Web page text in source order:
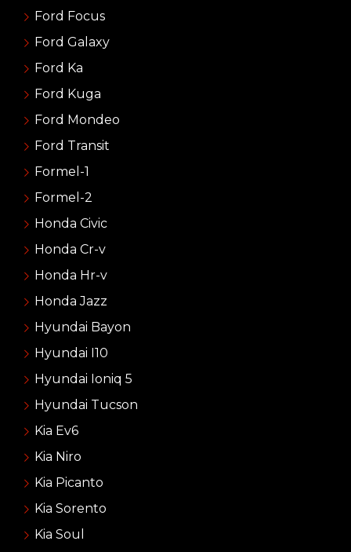
Ford Focus
Ford Galaxy
Ford Ka
Ford Kuga
Ford Mondeo
Ford Transit
Formel-1
Formel-2
Honda Civic
Honda Cr-v
Honda Hr-v
Honda Jazz
Hyundai Bayon
Hyundai I10
Hyundai Ioniq 5
Hyundai Tucson
Kia Ev6
Kia Niro
Kia Picanto
Kia Sorento
Kia Soul